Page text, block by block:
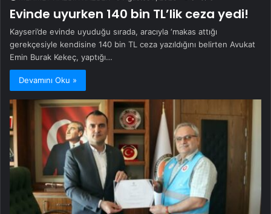
Evinde uyurken 140 bin TL’lik ceza yedi!
Kayseri’de evinde uyuduğu sırada, aracıyla ‘makas attığı
gerekçesiyle kendisine 140 bin TL ceza yazıldığını belirten Avukat
Emin Burak Kekeç, yaptığı…
Devamını Oku »